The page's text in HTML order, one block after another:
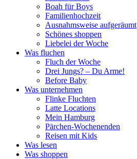
Boah für Boys
Familienhochzeit
Ausnahmsweise aufgeräumt
Schönes shoppen
Liebelei der Woche
Was fluchen
Fluch der Woche
Drei Jungs? – Du Arme!
Before Baby
Was unternehmen
Flinke Fluchten
Latte Locations
Mein Hamburg
Pärchen-Wochenenden
Reisen mit Kids
Was lesen
Was shoppen